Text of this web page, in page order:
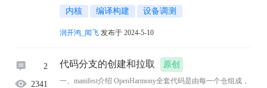
不用怕小编又来了，为方便大家操作，特地写了一篇关于如
何优雅的一键配置并运行riscv架构的qemu( ...
内核 编译构建 设备调测
润开鸿_闻飞 发布于 2024-5-10
2
2341
代码分支的创建和拉取 原创
一、manifest介绍 OpenHarmony全套代码是由每一个仓组成，